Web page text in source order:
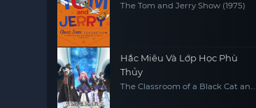
The Tom and Jerry Show (1975)
Hắc Miêu Và Lớp Học Phù
Thủy
The Classroom of a Black Cat and